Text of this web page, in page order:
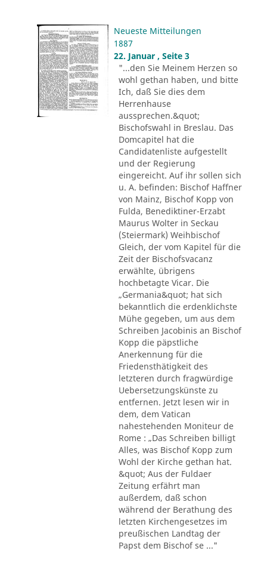
Neueste Mitteilungen
1887
22. Januar , Seite 3
"...den Sie Meinem Herzen so
wohl gethan haben, und bitte
Ich, daß Sie dies dem
Herrenhause
aussprechen.&quot;
Bischofswahl in Breslau. Das
Domcapitel hat die
Candidatenliste aufgestellt
und der Regierung
eingereicht. Auf ihr sollen sich
u. A. befinden: Bischof Haffner
von Mainz, Bischof Kopp von
Fulda, Benediktiner-Erzabt
Maurus Wolter in Seckau
(Steiermark) Weihbischof
Gleich, der vom Kapitel für die
Zeit der Bischofsvacanz
erwählte, übrigens
hochbetagte Vicar. Die
„Germania&quot; hat sich
bekanntlich die erdenklichste
Mühe gegeben, um aus dem
Schreiben Jacobinis an Bischof
Kopp die päpstliche
Anerkennung für die
Friedensthätigkeit des
letzteren durch fragwürdige
Uebersetzungskünste zu
entfernen. Jetzt lesen wir in
dem, dem Vatican
nahestehenden Moniteur de
Rome : „Das Schreiben billigt
Alles, was Bischof Kopp zum
Wohl der Kirche gethan hat.
&quot; Aus der Fuldaer
Zeitung erfährt man
außerdem, daß schon
während der Berathung des
letzten Kirchengesetzes im
preußischen Landtag der
Papst dem Bischof se ..."